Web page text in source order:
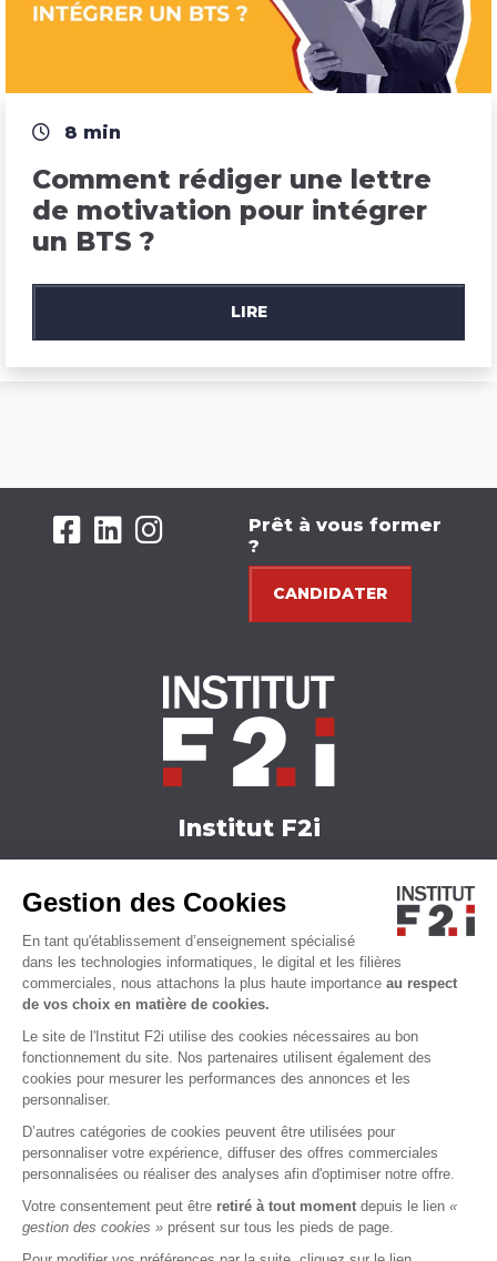
Gestion des Cookies
En tant qu'établissement d’enseignement spécialisé
dans les technologies informatiques, le digital et les filières
commerciales, nous attachons la plus haute importance au respect
de vos choix en matière de cookies.
Le site de l'Institut F2i utilise des cookies nécessaires au bon
fonctionnement du site. Nos partenaires utilisent également des
cookies pour mesurer les performances des annonces et les
personnaliser.
D’autres catégories de cookies peuvent être utilisées pour
personnaliser votre expérience, diffuser des offres commerciales
personnalisées ou réaliser des analyses afin d'optimiser notre offre.
Votre consentement peut être retiré à tout moment depuis le lien «
gestion des cookies » présent sur tous les pieds de page.
8 min
Comment rédiger une lettre
de motivation pour intégrer
un BTS ?
LIRE
Prêt à vous former
?
CANDIDATER
Institut F2i
Actualités
Qui sommes-nous ?
Accessibilité
MENTIONS LÉGALES CGU CGS CHARTE VIE PRIVÉE